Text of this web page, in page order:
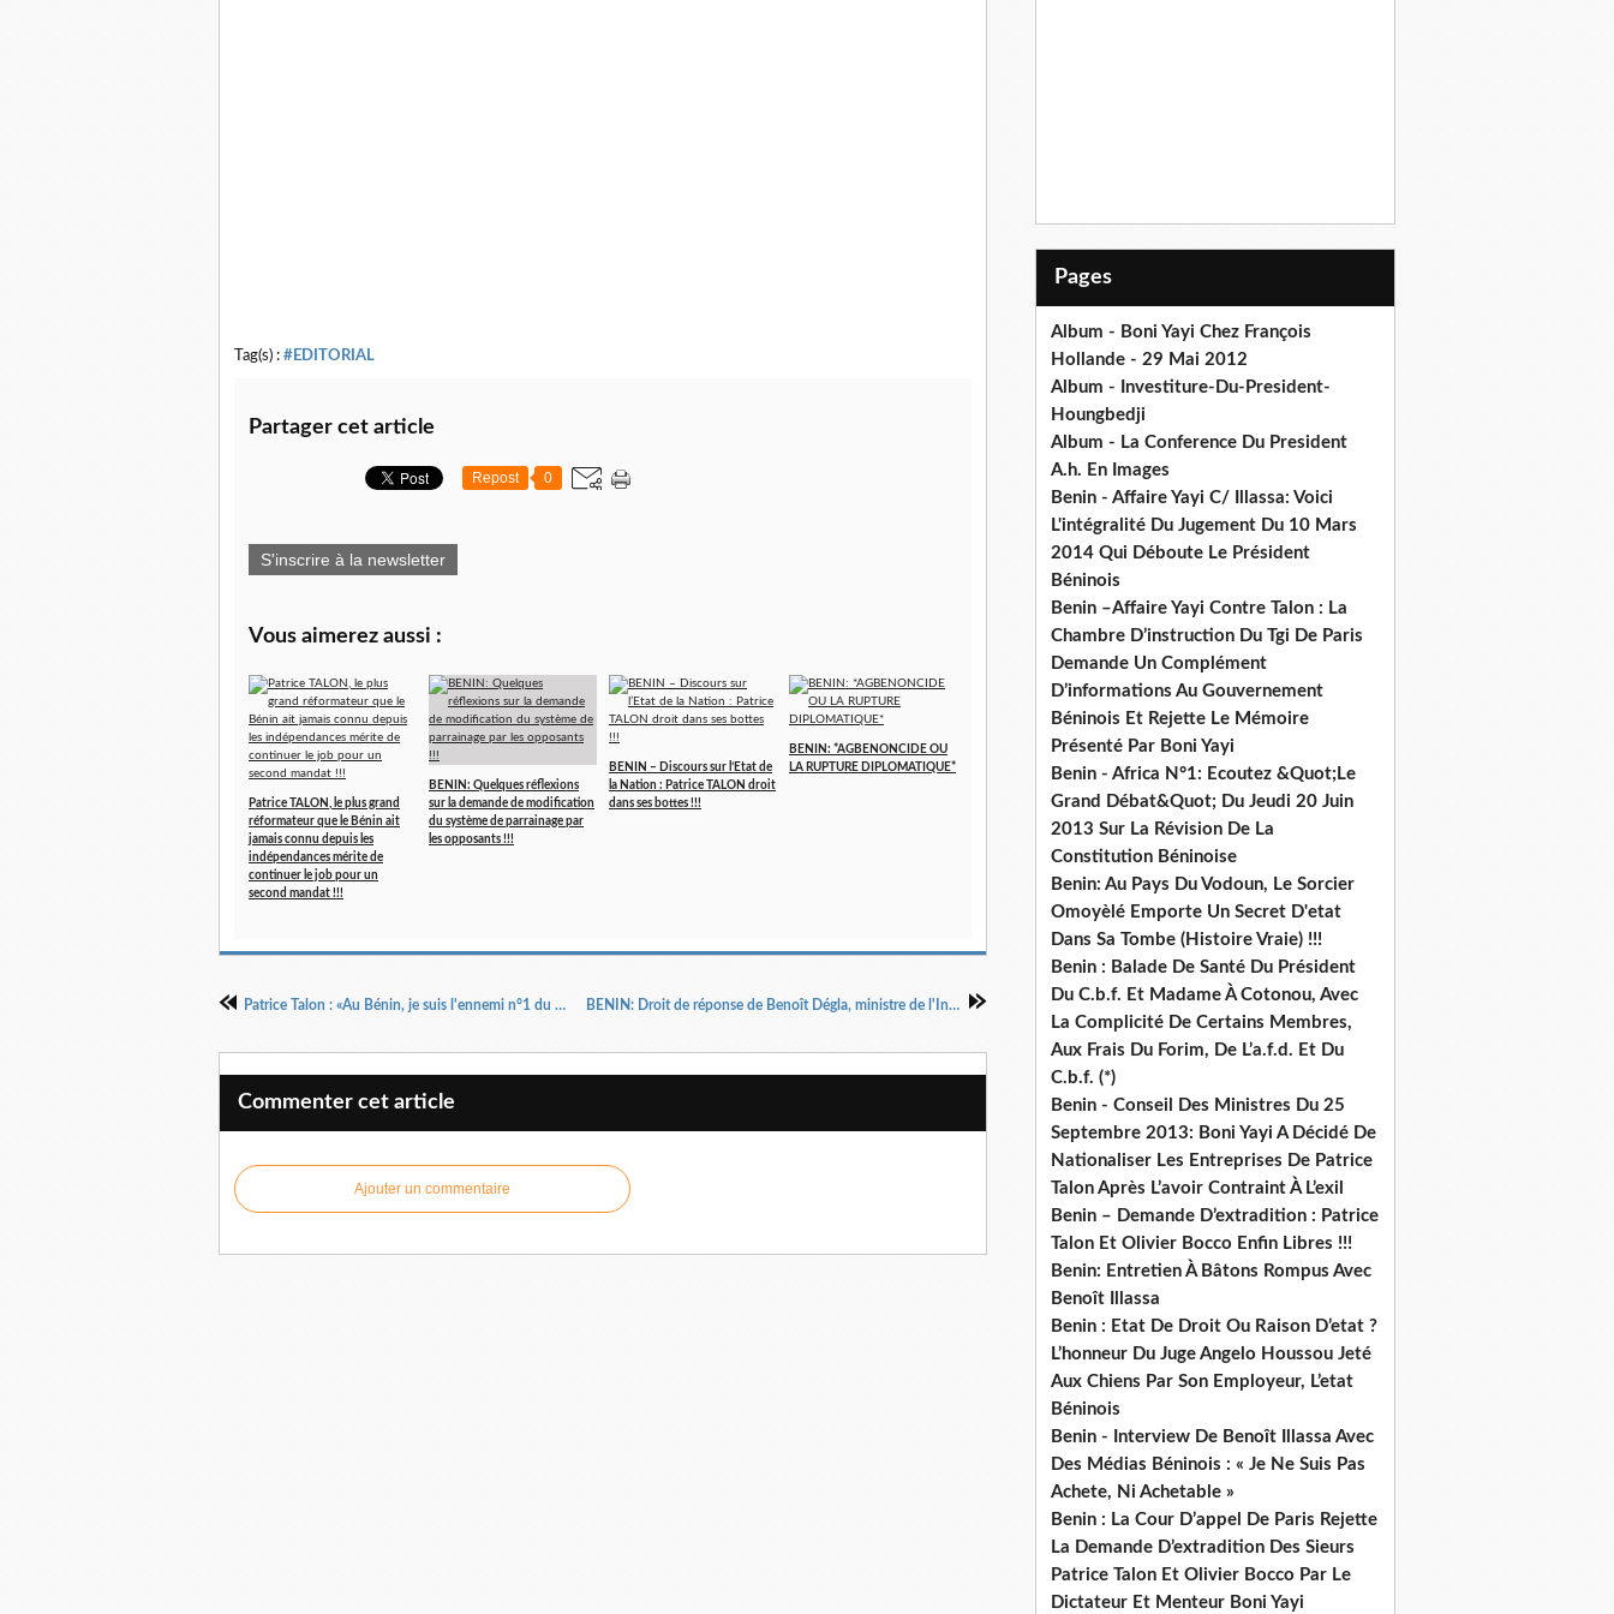
Tag(s) : #EDITORIAL
Partager cet article
Repost 0
S'inscrire à la newsletter
Vous aimerez aussi :
Patrice TALON, le plus grand
réformateur que le Bénin ait
jamais connu depuis les
indépendances mérite de
continuer le job pour un
second mandat !!!
BENIN: Quelques réflexions
sur la demande de modification
du système de parrainage par
les opposants !!!
BENIN – Discours sur l’Etat de
la Nation : Patrice TALON droit
dans ses bottes !!!
BENIN: *AGBENONCIDE OU
LA RUPTURE DIPLOMATIQUE*
Patrice Talon : «Au Bénin, je suis l'ennemi n°1 du président Boni Yayi» BENIN: Droit de réponse de Benoît Dégla, ministre de l'Intérieur, à Patrice Talon
Commenter cet article
Ajouter un commentaire
Pages
Album - Boni Yayi Chez François
Hollande - 29 Mai 2012
Album - Investiture-Du-President-
Houngbedji
Album - La Conference Du President
A.h. En Images
Benin - Affaire Yayi C/ Illassa: Voici
L'intégralité Du Jugement Du 10 Mars
2014 Qui Déboute Le Président
Béninois
Benin –Affaire Yayi Contre Talon : La
Chambre D’instruction Du Tgi De Paris
Demande Un Complément
D’informations Au Gouvernement
Béninois Et Rejette Le Mémoire
Présenté Par Boni Yayi
Benin - Africa N°1: Ecoutez &Quot;Le
Grand Débat&Quot; Du Jeudi 20 Juin
2013 Sur La Révision De La
Constitution Béninoise
Benin: Au Pays Du Vodoun, Le Sorcier
Omoyèlé Emporte Un Secret D'etat
Dans Sa Tombe (Histoire Vraie) !!!
Benin : Balade De Santé Du Président
Du C.b.f. Et Madame À Cotonou, Avec
La Complicité De Certains Membres,
Aux Frais Du Forim, De L’a.f.d. Et Du
C.b.f. (*)
Benin - Conseil Des Ministres Du 25
Septembre 2013: Boni Yayi A Décidé De
Nationaliser Les Entreprises De Patrice
Talon Après L’avoir Contraint À L’exil
Benin – Demande D’extradition : Patrice
Talon Et Olivier Bocco Enfin Libres !!!
Benin: Entretien À Bâtons Rompus Avec
Benoît Illassa
Benin : Etat De Droit Ou Raison D’etat ?
L’honneur Du Juge Angelo Houssou Jeté
Aux Chiens Par Son Employeur, L’etat
Béninois
Benin - Interview De Benoît Illassa Avec
Des Médias Béninois : « Je Ne Suis Pas
Achete, Ni Achetable »
Benin : La Cour D’appel De Paris Rejette
La Demande D’extradition Des Sieurs
Patrice Talon Et Olivier Bocco Par Le
Dictateur Et Menteur Boni Yayi